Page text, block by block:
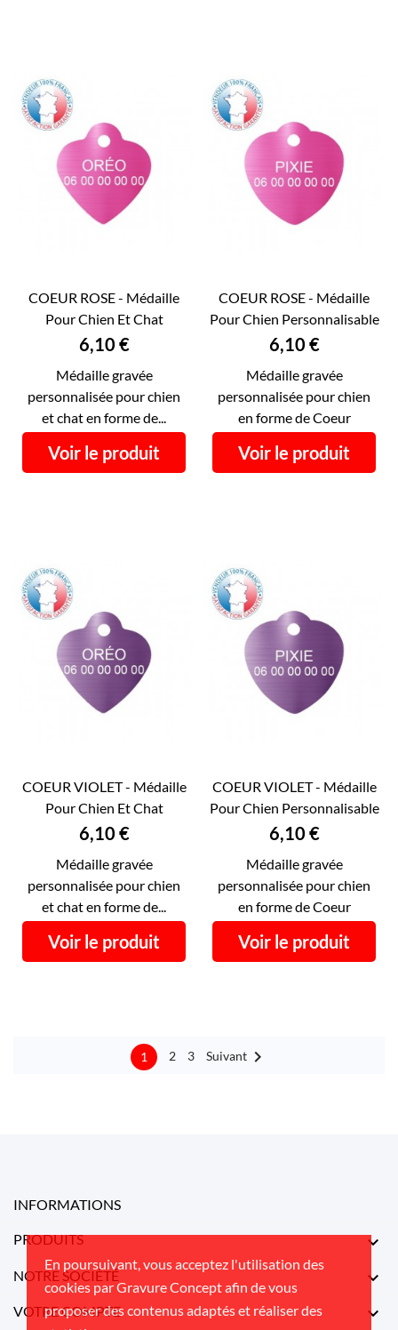
En poursuivant, vous acceptez l'utilisation des
cookies par Gravure Concept afin de vous
proposer des contenus adaptés et réaliser des
COEUR ROSE - Médaille
Pour Chien Et Chat
Personnalisable RECTO...
Prix
6,10 €
Médaille gravée
personnalisée pour chien
et chat en forme de...
Voir le produit
COEUR ROSE - Médaille
Pour Chien Personnalisable
RECTO VERSO |...
Prix
6,10 €
Médaille gravée
personnalisée pour chien
en forme de Coeur
Voir le produit
COEUR VIOLET - Médaille
Pour Chien Et Chat
Personnalisable...
Prix
6,10 €
Médaille gravée
personnalisée pour chien
et chat en forme de...
Voir le produit
COEUR VIOLET - Médaille
Pour Chien Personnalisable
RECTO VERSO...
Prix
6,10 €
Médaille gravée
personnalisée pour chien
en forme de Coeur
Voir le produit
1 2 3 Suivant
INFORMATIONS
PRODUITS 
NOTRE SOCIÉTÉ 
VOTRE COMPTE 